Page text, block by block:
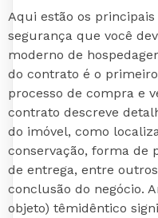
Aqui estão os
segurança que você
moderno de
do contrato é o
processo de compra e
contrato descreve
do imóvel, como
conservação, forma de
de entrega, entre
conclusão do negócio.
objeto) têmidêntico